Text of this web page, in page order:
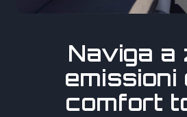
Naviga a
emissioni
comfort